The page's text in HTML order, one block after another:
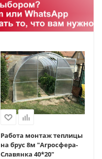
Работа монтаж теплицы
на брус 8м "Агросфера-
Славянка 40*20"